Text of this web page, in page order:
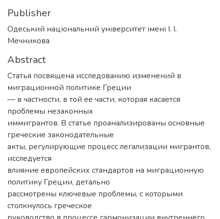
Publisher
Одеський національний університет імені І. І.
Мечникова
Abstract
Статья посвящена исследованию изменений в
миграционной политике Греции
— в частности, в той ее части, которая касается
проблемы незаконных
иммигрантов. В статье проанализированы основные
греческие законодательные
акты, регулирующие процесс легализации мигрантов,
исследуется
влияние европейских стандартов на миграционную
политику Греции, детально
рассмотрены ключевые проблемы, с которыми
столкнулось греческое